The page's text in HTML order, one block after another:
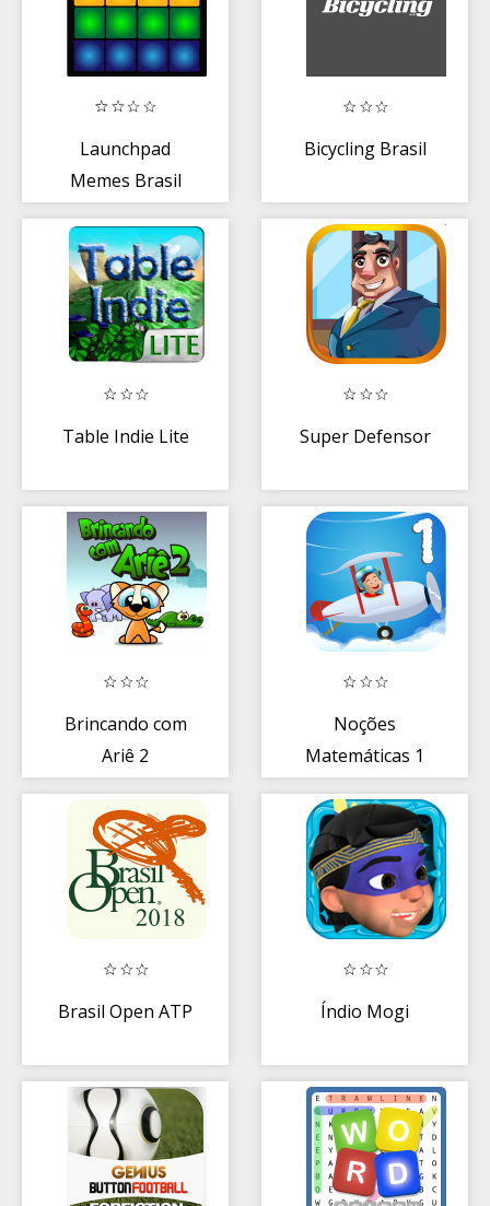
Launchpad
Memes Brasil
Bicycling Brasil
Table Indie Lite Super Defensor
Brincando com
Ariê 2
Noções
Matemáticas 1
Brasil Open ATP Índio Mogi